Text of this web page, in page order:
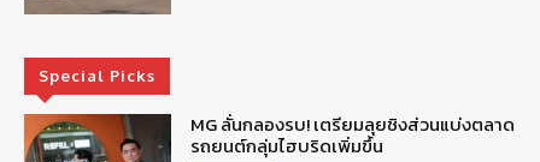
Special Picks
MG ลั่นกลองรบ! เตรียมลุยชิงส่วนแบ่งตลาด
รถยนต์กลุ่มไฮบริดเพิ่มขึ้น